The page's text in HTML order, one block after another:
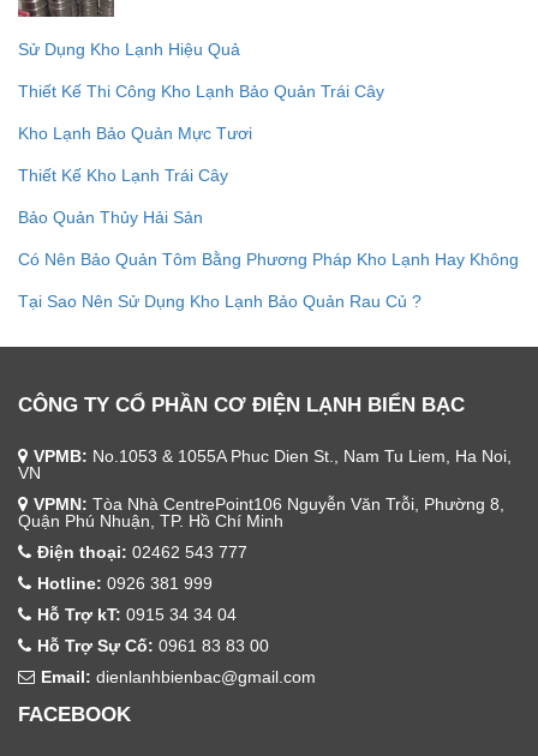
Sử Dụng Kho Lạnh Hiệu Quả
Thiết Kế Thi Công Kho Lạnh Bảo Quản Trái Cây
Kho Lạnh Bảo Quản Mực Tươi
Thiết Kế Kho Lạnh Trái Cây
Bảo Quản Thủy Hải Sản
Có Nên Bảo Quản Tôm Bằng Phương Pháp Kho Lạnh Hay Không
Tại Sao Nên Sử Dụng Kho Lạnh Bảo Quản Rau Củ ?
CÔNG TY CỔ PHẦN CƠ ĐIỆN LẠNH BIỂN BẠC
VPMB: No.1053 & 1055A Phuc Dien St., Nam Tu Liem, Ha Noi,
VN
VPMN: Tòa Nhà CentrePoint106 Nguyễn Văn Trỗi, Phường 8,
Quận Phú Nhuận, TP. Hồ Chí Minh
Điện thoại: 02462 543 777
Hotline: 0926 381 999
Hỗ Trợ kT: 0915 34 34 04
Hỗ Trợ Sự Cố: 0961 83 83 00
Email: dienlanhbienbac@gmail.com
FACEBOOK